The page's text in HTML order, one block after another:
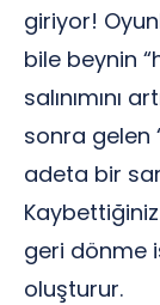
giriyor!
bile beynin
salınımını
sonra gelen
adeta bir
geri dönme
oluşturur.